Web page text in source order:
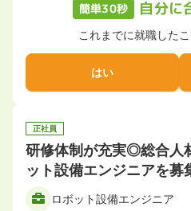
簡単30秒 自分に
これまでに就職した
はい
正社員
研修体制が充実◎総合人
ット設備エンジニアを募
ロボット設備エンジニア